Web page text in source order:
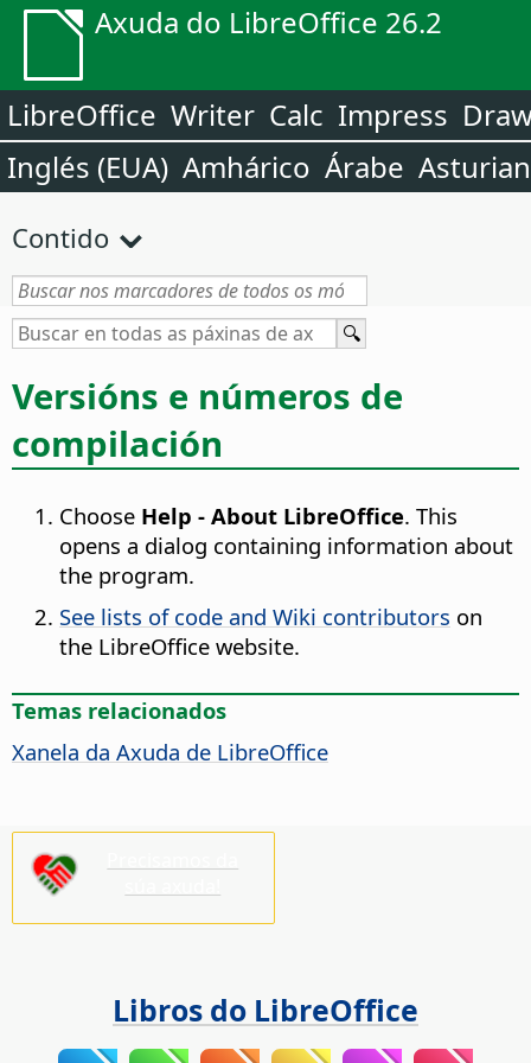
Axuda do LibreOffice 26.2
LibreOffice Writer Calc Impress
Inglés (EUA) Amhárico Árabe
Contido
Versións e números de
compilación
Choose Help - About LibreOffice. This
opens a dialog containing information about
the program.
See lists of code and Wiki contributors on
the LibreOffice website.
Temas relacionados
Xanela da Axuda de LibreOffice
Libros do LibreOffice